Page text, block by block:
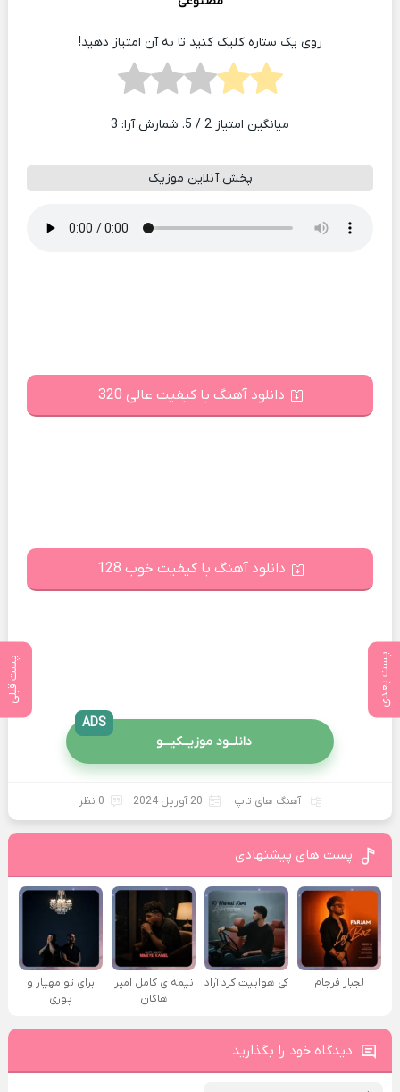
پست بعدی پست قبلی
روی یک ستاره کلیک کنید تا به آن امتیاز دهید!
میانگین امتیاز 2 / 5. شمارش آرا: 3
پخش آنلاین موزیک
دانلود آهنگ با کیفیت عالی 320
دانلود آهنگ با کیفیت خوب 128
دانلــود موزیــکیـــو
ADS
آهنگ های تاپ 20 آوریل 2024 0 نظر
پست های پیشنهادی
لجباز فرجام کی هواییت کرد آراد
نیمه ی کامل امیر
هاکان
برای تو مهیار و
پوری
دیدگاه خود را بگذارید